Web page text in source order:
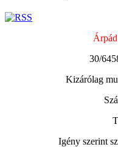
30/
Kizárólag
Igény szerint